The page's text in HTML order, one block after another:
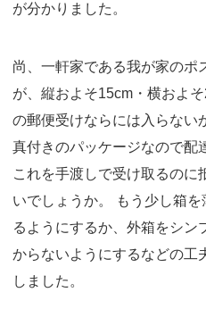
が分かりました。
尚、一軒家である我が家のポ
が、縦およそ15cm・横およ
の郵便受けならには入らない
真付きのパッケージなので配
これを手渡しで受け取るのに
いでしょうか。 もう少し箱
るようにするか、外箱をシン
からないようにするなどの工
しました。